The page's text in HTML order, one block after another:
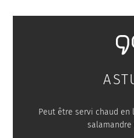
Peut être servi chaud
salamandre